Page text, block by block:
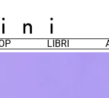
LIBRI